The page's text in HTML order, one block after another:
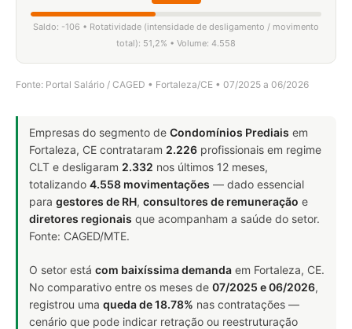
Saldo: -106 • Rotatividade (intensidade de desligamento / movimento
total): 51,2% • Volume: 4.558
Fonte: Portal Salário / CAGED • Fortaleza/CE • 07/2025 a 06/2026
Empresas do segmento de Condomínios Prediais em
Fortaleza, CE contrataram 2.226 profissionais em regime
CLT e desligaram 2.332 nos últimos 12 meses,
totalizando 4.558 movimentações — dado essencial
para gestores de RH, consultores de remuneração e
diretores regionais que acompanham a saúde do setor.
Fonte: CAGED/MTE.
O setor está com baixíssima demanda em Fortaleza, CE.
No comparativo entre os meses de 07/2025 e 06/2026,
registrou uma queda de 18.78% nas contratações —
cenário que pode indicar retração ou reestruturação